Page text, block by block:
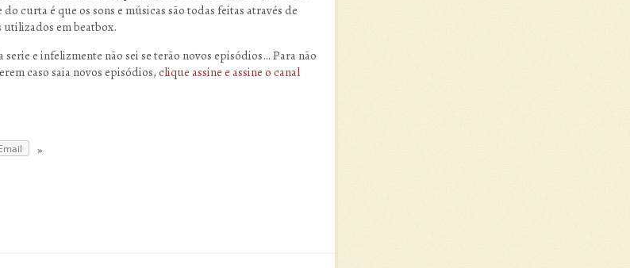
curta é que os sons e músicas são todas feitas através de
utilizados em beatbox.
e infelizmente não sei se terão novos episódios… Para não
caso saia novos episódios, clique assine e assine o canal